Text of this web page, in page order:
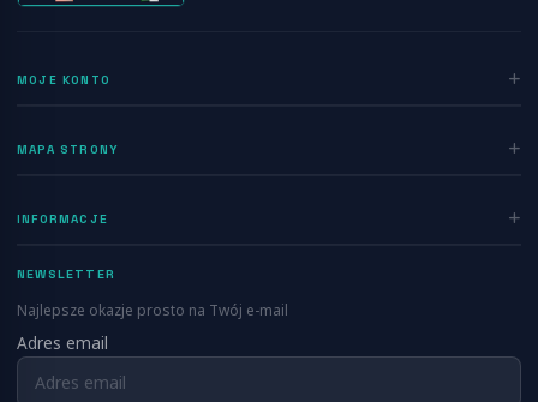
MOJE KONTO
Rejestracja
MAPA STRONY
Ogłoszenia
Dodaj ogłoszenie
Blog
Info
RSS
INFORMACJE
Regulamin
Kontakt
FAQ
NEWSLETTER
Najlepsze okazje prosto na Twój e-mail
Adres email